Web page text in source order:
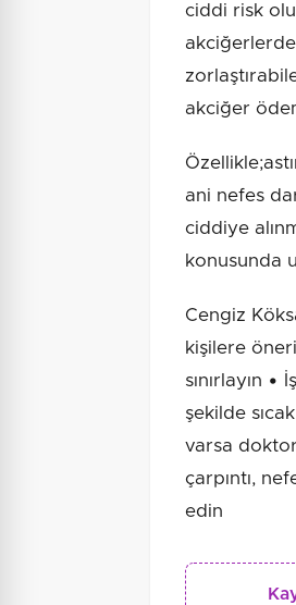
ciddi risk
akciğer
ani nefes
ciddiye
konusunda
Cengiz
kişilere
sınırlayın
şekilde
varsa
çarpıntı,
edin